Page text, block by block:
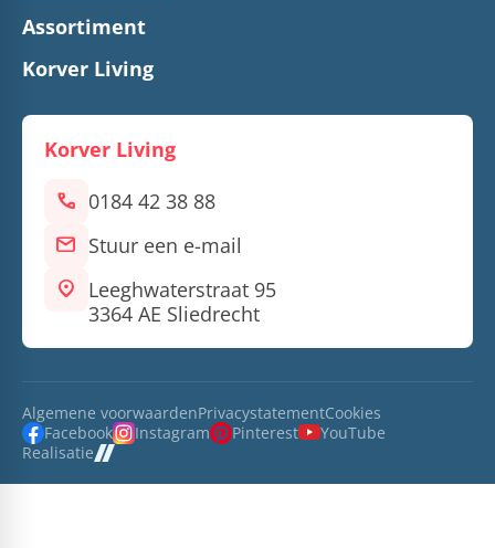
Assortiment
Korver Living
Korver Living
call 0184 42 38 88
mail Stuur een e-mail
location_on Leeghwaterstraat 95
3364 AE Sliedrecht
Algemene voorwaardenPrivacystatementCookies
Facebook
Instagram Pinterest
YouTube
Realisatie